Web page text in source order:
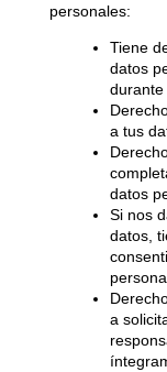
personales:
Tiene
datos
durante
a tus
datos
Si nos
datos,
a